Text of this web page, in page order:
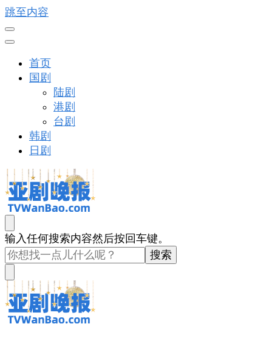
跳至内容
首页
国剧
陆剧
港剧
台剧
韩剧
日剧
亚剧晚报
戏里戏外看亚洲
找
什
么
东
西
吗?
输入任何搜索内容然后按回车键。